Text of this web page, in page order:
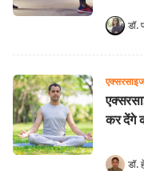
डॉ.
कर देंगे
डॉ.